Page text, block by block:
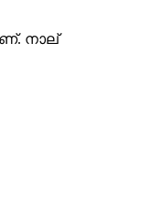
നാല്